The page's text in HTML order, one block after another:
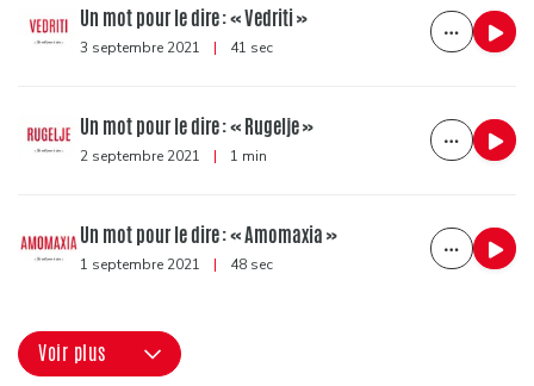
Un mot pour le dire : « Vedriti »
3 septembre 2021 | 41 sec
Un mot pour le dire : « Rugelje »
2 septembre 2021 | 1 min
Un mot pour le dire : « Amomaxia »
1 septembre 2021 | 48 sec
Voir plus